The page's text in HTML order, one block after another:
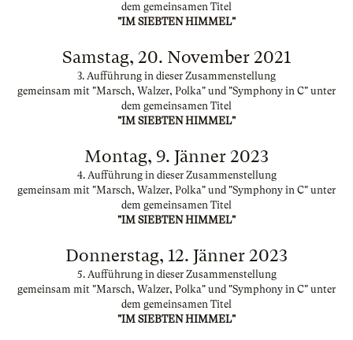
dem gemeinsamen Titel
"IM SIEBTEN HIMMEL"
Samstag, 20. November 2021
3. Aufführung in dieser Zusammenstellung
gemeinsam mit "Marsch, Walzer, Polka" und "Symphony in C" unter
dem gemeinsamen Titel
"IM SIEBTEN HIMMEL"
Montag, 9. Jänner 2023
4. Aufführung in dieser Zusammenstellung
gemeinsam mit "Marsch, Walzer, Polka" und "Symphony in C" unter
dem gemeinsamen Titel
"IM SIEBTEN HIMMEL"
Donnerstag, 12. Jänner 2023
5. Aufführung in dieser Zusammenstellung
gemeinsam mit "Marsch, Walzer, Polka" und "Symphony in C" unter
dem gemeinsamen Titel
"IM SIEBTEN HIMMEL"